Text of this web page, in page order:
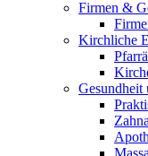
Firmen &
Kirchliche
Gesundheit